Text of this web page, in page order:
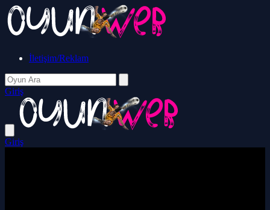
İletişim/Reklam
Giriş
Giriş